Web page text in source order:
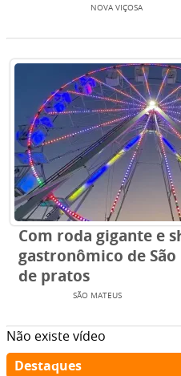
NOVA VIÇOSA
Com roda gigante e
gastronômico de
de pratos
SÃO MATEUS
Não existe vídeo
Destaques